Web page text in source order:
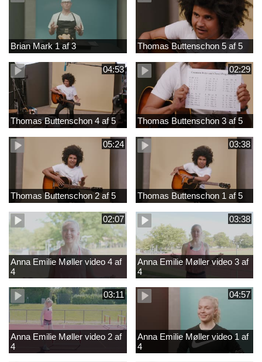
Brian Mark 1 af 3 Thomas Buttenschon 5 af 5
04:53
Thomas Buttenschon 4 af 5
02:29
Thomas Buttenschon 3 af 5
05:24
Thomas Buttenschon 2 af 5
03:38
Thomas Buttenschon 1 af 5
02:07
Anna Emilie Møller video 4 af
4
03:38
Anna Emilie Møller video 3 af
4
03:11
Anna Emilie Møller video 2 af
4
04:57
Anna Emilie Møller video 1 af
4